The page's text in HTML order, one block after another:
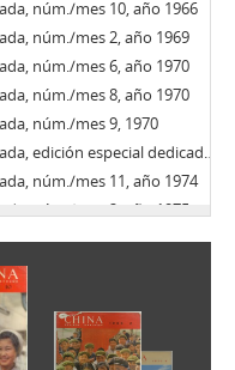
núm./mes 10, año 1966
núm./mes 2, año 1969
núm./mes 6, año 1970
núm./mes 8, año 1970
núm./mes 9, 1970
de la fundación del Partido Comunista de China, núm./mes 10, año 1971
núm./mes 11, año 1974
núm./mes 2, año 1975
núm./mes 5, año 1975
núm./mes 11, año 1975
núm./mes 12, año 1975
núm./mes 4, año 1976
núm./mes 6, año 1976